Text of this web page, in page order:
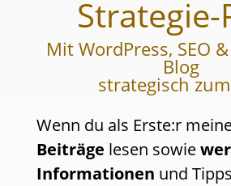
Strategie-
Mit WordPress, SEO
Blog
strategisch
Wenn du als Erste:r
Beiträge lesen sowie
Informationen und